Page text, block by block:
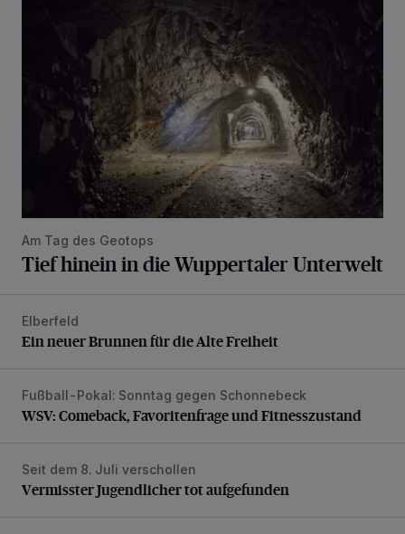
Am Tag des Geotops
Tief hinein in die Wuppertaler Unterwelt
Ein neuer Brunnen für die Alte Freiheit
Elberfeld
Ein neuer Brunnen für die Alte Freiheit
WSV: Comeback, Favoritenfrage und Fitnesszustand
Fußball-Pokal: Sonntag gegen Schonnebeck
WSV: Comeback, Favoritenfrage und Fitnesszustand
Vermisster Jugendlicher tot aufgefunden
Seit dem 8. Juli verschollen
Vermisster Jugendlicher tot aufgefunden